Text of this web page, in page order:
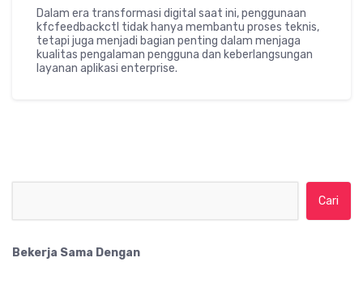
Dalam era transformasi digital saat ini, penggunaan
kfcfeedbackctl tidak hanya membantu proses teknis,
tetapi juga menjadi bagian penting dalam menjaga
kualitas pengalaman pengguna dan keberlangsungan
layanan aplikasi enterprise.
Bekerja Sama Dengan